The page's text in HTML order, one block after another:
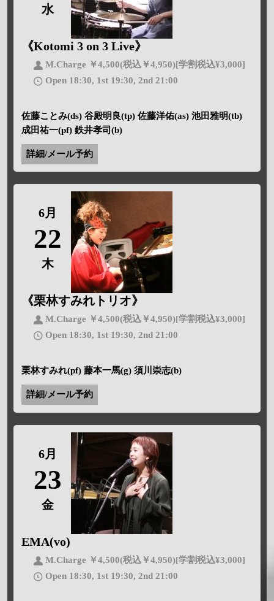
水
《Kotomi 3 on 3 Live》
M.Charge ￥4,500(税込￥4,950)[学割税込¥3,000]
Open 18:30, 1st 19:30, 2nd 21:00
佐藤ことみ(ds) 谷殿明良(tp) 佐藤洋佑(as) 池田雅明(tb)
成田祐一(pf) 鉄井孝司(b)
詳細/メール予約
6月
22
木
《栗林すみれトリオ》
M.Charge ￥4,500(税込￥4,950)[学割税込¥3,000]
Open 18:30, 1st 19:30, 2nd 21:00
栗林すみれ(pf) 藤本一馬(g) 須川崇志(b)
詳細/メール予約
6月
23
金
EMA(vo)
M.Charge ￥4,500(税込￥4,950)[学割税込¥3,000]
Open 18:30, 1st 19:30, 2nd 21:00